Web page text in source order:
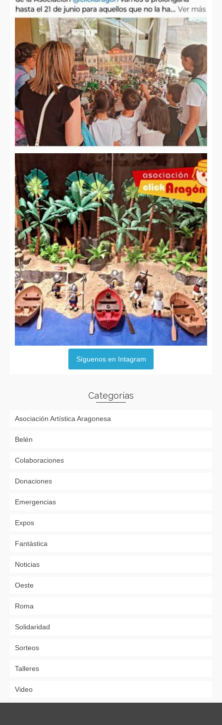
Síguenos en Intagram
Categorías
Asociación Artística Aragonesa
Belén
Colaboraciones
Donaciones
Emergencias
Expos
Fantástica
Noticias
Oeste
Roma
Solidaridad
Sorteos
Talleres
Video